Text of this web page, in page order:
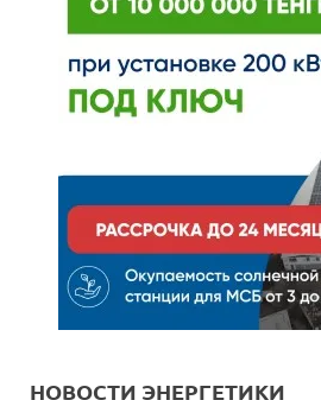
НОВОСТИ ЭНЕРГЕТИКИ